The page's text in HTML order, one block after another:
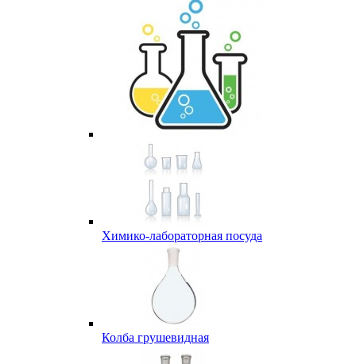
Химико-лабораторная посуда
Колба грушевидная